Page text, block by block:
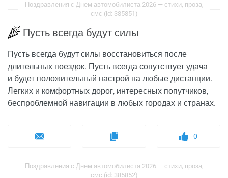
Поздравления с Днем автомобилиста 2026 — стихи, проза,
смс (id: 385851)
Пусть всегда будут силы
Пусть всегда будут силы восстановиться после
длительных поездок. Пусть всегда сопутствует удача
и будет положительный настрой на любые дистанции.
Легких и комфортных дорог, интересных попутчиков,
беспроблемной навигации в любых городах и странах.
0
Поздравления с Днем автомобилиста 2026 — стихи, проза,
смс (id: 385852)